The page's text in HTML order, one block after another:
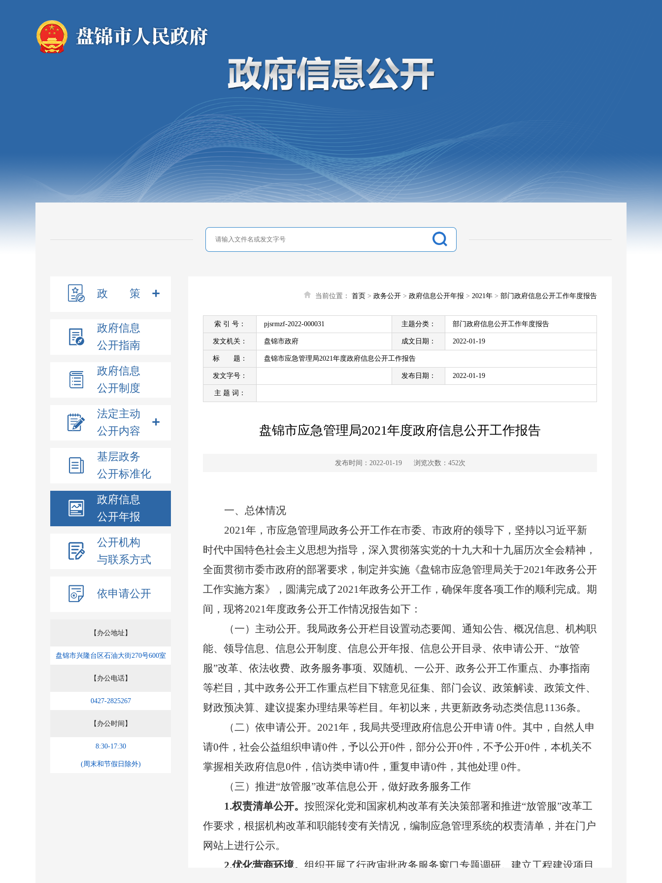
政 策
政府信息
公开指南
政府信息
公开制度
法定主动
公开内容
基层政务
公开标准化
政府信息
公开年报
公开机构
与联系方式
依申请公开
【办公地址】
盘锦市兴隆台区石油大街270号600室
【办公电话】
0427-2825267
【办公时间】
8:30-17:30
(周末和节假日除外)
当前位置： 首页 > 政务公开 > 政府信息公开年报 > 2021年 > 部门政府信息公开工作年度报告
索 引 号： pjsrmzf-2022-000031 主题分类： 部门政府信息公开工作年度报告
发文机关： 盘锦市政府 成文日期： 2022-01-19
标 题： 盘锦市应急管理局2021年度政府信息公开工作报告
发文字号： 发布日期： 2022-01-19
主 题 词：
盘锦市应急管理局2021年度政府信息公开工作报告
发布时间：2022-01-19 浏览次数： 452次
一、 总体情况
2021年 ， 市应急管理局政务公开工作在市委、市政府的领导下，坚持以习近平新
时代中国特色社会主义思想为指导， 深入贯彻落实党的十九大和十九届历次全会精神，
全面贯彻市委市政府的部署要求，制定并实施 《盘锦市应急管理局关于2021年政务公开
工作实施方案》，圆满完成了2021年政务公开工作 ， 确保年度各项工作的顺利完成。 期
间， 现将2021年度政务公开工作情况报告如下：
（一）主动公开。我局政务公开栏目设置动态要闻、通知公告、概况信息、机构职
能、领导信息、信息公开制度、信息公开年报、信息公开目录、依申请公开、“放管
服”改革、依法收费、政务服务事项、双随机、一公开、政务公开工作重点、办事指南
等栏目，其中政务公开工作重点栏目下辖意见征集、部门会议、政策解读、政策文件、
财政预决算、建议提案办理结果等栏目。年初以来，共更新政务动态类信息1136条。
（二）依申请公开。 2021年 ， 我局共受理政府信息公开申请0件。其中 ， 自然人申
请0件，社会公益组织申请0件，予以公开0件，部分公开0件，不予公开0件，本机关不
掌握相关政府信息0件，信访类申请0件，重复申请0件，其他处理 0件。
（三）推进“放管服”改革信息公开，做好政务服务工作
1.权责清单公开。 按照深化党和国家机构改革有关决策部署和推进“放管服”改革工
作要求，根据机构改革和职能转变有关情况，编制 应急管理系统的权责清单，并在门户
网站上进行公示。
2.优化营商环境。 组织开展了行政审批政务服务窗口专题调研。建立工程建设项目